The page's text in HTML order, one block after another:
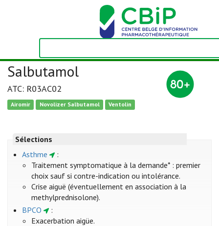
Salbutamol
ATC: R03AC02
Airomir Novolizer Salbutamol Ventolin
Sélections
Asthme
:
Traitement symptomatique à la demande* : premier
choix sauf si contre-indication ou intolérance.
Crise aiguë (éventuellement en association à la
methylprednisolone).
BPCO
:
Exacerbation aigüe.